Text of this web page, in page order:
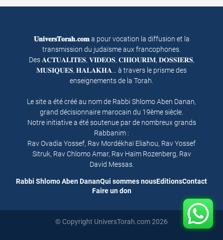
𝐔𝐧𝐢𝐯𝐞𝐫𝐬𝐓𝐨𝐫𝐚𝐡.𝐜𝐨𝐦a pour vocation la diffusion et la
transmission du judaïsme aux francophones.
Des 𝐀𝐂𝐓𝐔𝐀𝐋𝐈𝐓𝐄𝐒, 𝐕𝐈𝐃𝐄𝐎𝐒, 𝐂𝐇𝐈𝐎𝐔𝐑𝐈𝐌, 𝐃𝐎𝐒𝐒𝐈𝐄𝐑𝐒,
𝐌𝐔𝐒𝐈𝐐𝐔𝐄𝐒, 𝐇𝐀𝐋𝐀𝐊𝐇𝐀… à travers le prisme des
enseignements de la Torah.
Le site a été créé au nom de Rabbi Shlomo Aben Danan,
grand décisionnaire marocain du 19ème siècle.
Notre initiative a été soutenue par de nombreux grands
Rabbanim :
Rav Ovadia Yossef, Rav Mordékhaï Eliahou, Rav Yossef
Sitruk, Rav Chlomo Amar, Rav Haïm Rozenberg, Rav
David Messas.
Rabbi Shlomo Aben DananQui sommes nousEditionsContact
Faire un don
© Copyright UniversTorah.com 2026